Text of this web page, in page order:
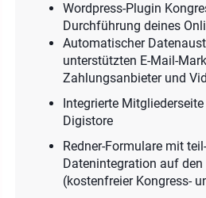
Wordpress-Plugin
Durchführung deines
Automatischer
unterstützten E-Mail-
Zahlungsanbieter und
Integrierte
Digistore
Redner-Formulare mit
Datenintegration auf den
(kostenfreier Kongress-